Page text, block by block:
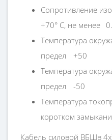
Сопротивление
+70° С, не менее
Температура
предел
+50
Температура
предел
-50
Температура
коротком
Кабель силовой ВБШв